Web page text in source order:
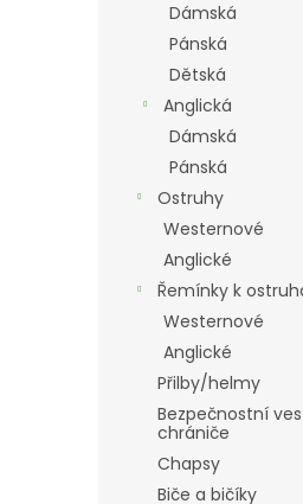
Dámská
Pánská
Dětská
Anglická
Dámská
Pánská
Ostruhy
Westernové
Anglické
Řemínky k
Westernové
Anglické
Přilby/helmy
Bezpečnostní
chrániče
Chapsy
Biče a bičíky